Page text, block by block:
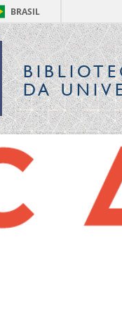
BRASIL
DA